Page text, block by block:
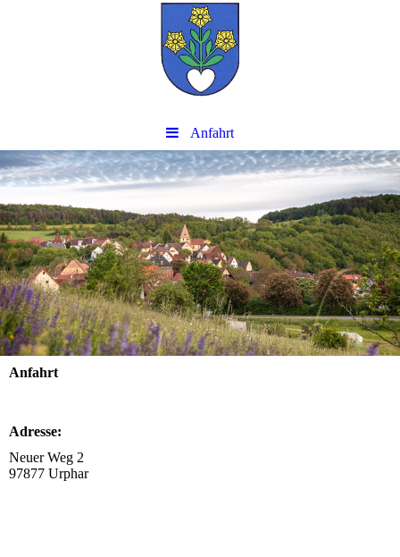
Anfahrt
Anfahrt
Adresse:
Neuer Weg 2
97877 Urphar